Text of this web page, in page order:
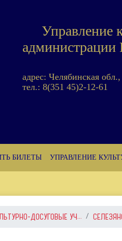
Управление
администрации
адрес: Челябинская
тел.: 8(351 45)2-12-61
БИЛЕТЫ УПРАВЛЕНИЕ
ДОСУГОВЫЕ УЧ...